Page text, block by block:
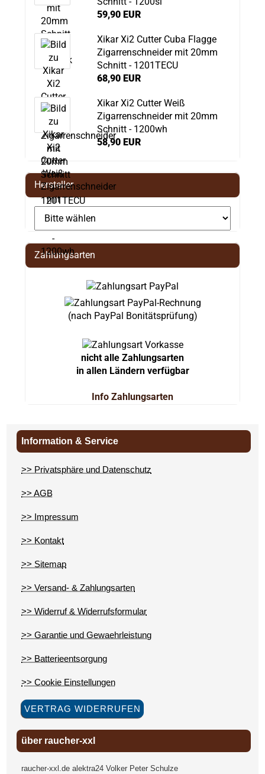
59,90 EUR
Xikar Xi2 Cutter Cuba Flagge
Zigarrenschneider mit 20mm
Schnitt - 1201TECU
68,90 EUR
Xikar Xi2 Cutter Weiß
Zigarrenschneider mit 20mm
Schnitt - 1200wh
58,90 EUR
Hersteller
Zahlungsarten
(nach PayPal Bonitätsprüfung)
nicht alle Zahlungsarten
in allen Ländern verfügbar
Info Zahlungsarten
Information & Service
>> Privatsphäre und Datenschutz
>> AGB
>> Impressum
>> Kontakt
>> Sitemap
>> Versand- & Zahlungsarten
>> Widerruf & Widerrufsformular
>> Garantie und Gewaehrleistung
>> Batterieentsorgung
>> Cookie Einstellungen
VERTRAG WIDERRUFEN
über raucher-xxl
raucher-xxl.de alektra24 Volker Peter Schulze